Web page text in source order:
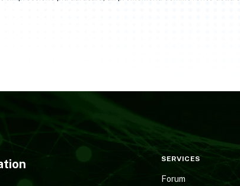
SERVICES
Forum